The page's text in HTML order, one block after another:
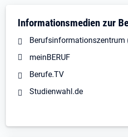
Informationsmedien zur
Berufsinformationszentrum
meinBERUF
Berufe.TV
Studienwahl.de